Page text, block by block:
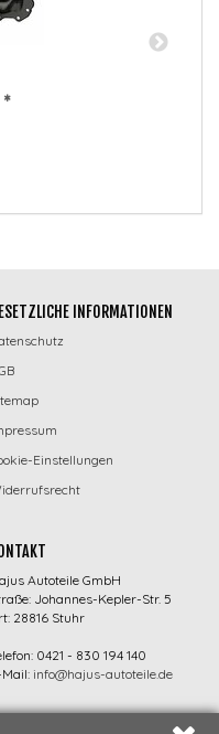
*
INFORMATIONEN
Einstellungen
Autoteile GmbH
Johannes-Kepler-Str. 5
28816 Stuhr
0421 - 830 194 140
Mail: info@hajus-autoteile.de